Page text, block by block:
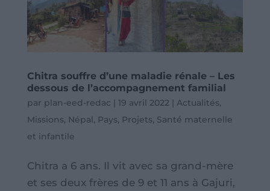
Chitra souffre d’une maladie rénale – Les
dessous de l’accompagnement familial
par plan-eed-redac | 19 avril 2022 | Actualités,
Missions, Népal, Pays, Projets, Santé maternelle
et infantile
Chitra a 6 ans. Il vit avec sa grand-mère
et ses deux frères de 9 et 11 ans à Gajuri,